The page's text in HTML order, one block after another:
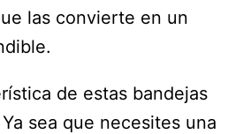
las convierte en un
de estas bandejas
sea que necesites una